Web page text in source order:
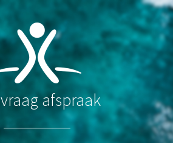
afspraak